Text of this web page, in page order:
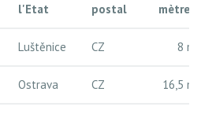
l'Etat
postal
mètres
Luštěnice CZ 8 m
Ostrava CZ 16,5 m